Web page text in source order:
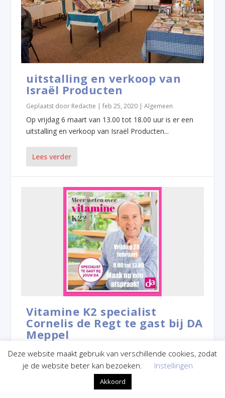
uitstalling en verkoop van
Israël Producten
Geplaatst door Redactie |feb 25, 2020 |Algemeen
Op vrijdag 6 maart van 13.00 tot 18.00 uur is er een
uitstalling en verkoop van Israël Producten...
Lees verder
Vitamine K2 specialist
Cornelis de Regt te gast bij DA
Meppel
Geplaatst doorRedactie |feb 25, 2020|Algemeen
Op vrijdag 28 februari is vitamine K2 specialist Cornelis
de Regt te gast bij DA Drogisterij...
Deze website maakt gebruik van verschillende cookies, zodat
je de website beter kan bezoeken.
Instellingen
Akkoord